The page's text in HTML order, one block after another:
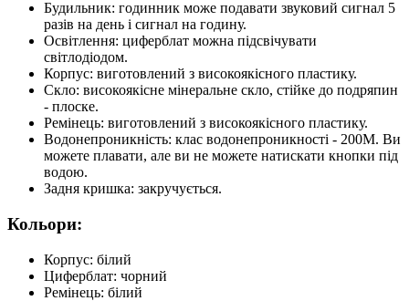
Будильник: годинник може подавати звуковий сигнал 5
разів на день і сигнал на годину.
Освітлення: циферблат можна підсвічувати
світлодіодом.
Корпус: виготовлений з високоякісного пластику.
Скло: високоякісне мінеральне скло, стійке до подряпин
- плоске.
Ремінець: виготовлений з високоякісного пластику.
Водонепроникність: клас водонепроникності - 200М. Ви
можете плавати, але ви не можете натискати кнопки під
водою.
Задня кришка: закручується.
Кольори:
Корпус: білий
Циферблат: чорний
Ремінець: білий